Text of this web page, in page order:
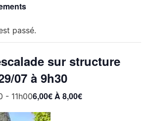
passé.
sur structure
07 à 9h30
- 11h006,00€ À 8,00€